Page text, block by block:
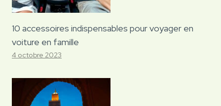
10 accessoires indispensables pour voyager en
voiture en famille
4 octobre 2023